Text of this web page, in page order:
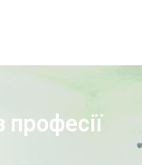
професії